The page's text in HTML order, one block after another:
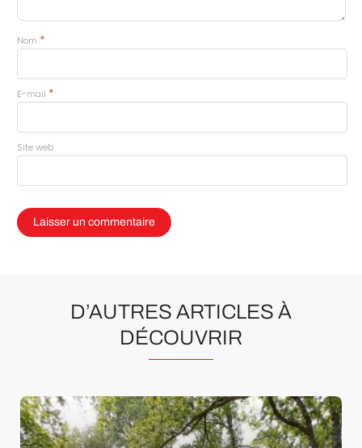
Nom *
E-mail *
Site web
D’AUTRES ARTICLES À
DÉCOUVRIR